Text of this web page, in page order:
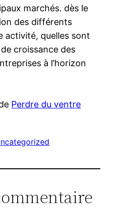
marchés. dès le
des différents
activité, quelles sont
croissance des
à l’horizon
Perdre du ventre